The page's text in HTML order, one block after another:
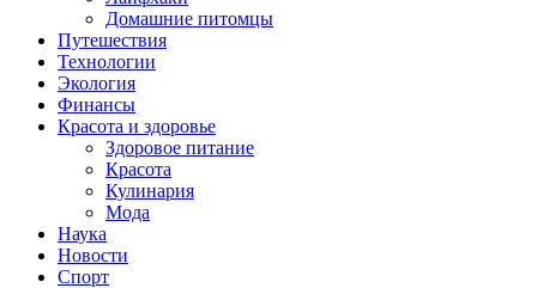
Домашние питомцы
Путешествия
Технологии
Экология
Финансы
Красота и здоровье
Здоровое питание
Красота
Кулинария
Мода
Наука
Новости
Спорт